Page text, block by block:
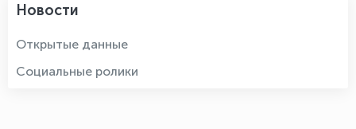
Новости
Открытые данные
Социальные ролики